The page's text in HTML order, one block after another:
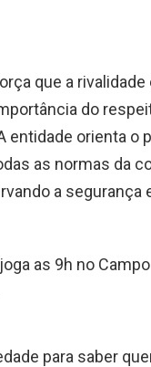
que a rivalidade
do
entidade orienta o
as normas da
a segurança
as 9h no Campo
para saber